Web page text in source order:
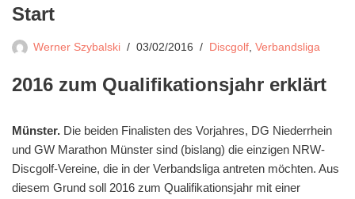
Start
Werner Szybalski 03/02/2016 Discgolf, Verbandsliga
2016 zum Qualifikationsjahr erklärt
Münster. Die beiden Finalisten des Vorjahres, DG Niederrhein
und GW Marathon Münster sind (bislang) die einzigen NRW-
Discgolf-Vereine, die in der Verbandsliga antreten möchten. Aus
diesem Grund soll 2016 zum Qualifikationsjahr mit einer